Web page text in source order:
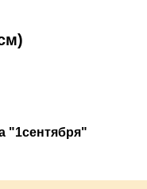
"1сентября"